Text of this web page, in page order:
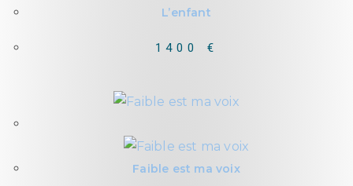
L’enfant
1400 €
Faible est ma voix